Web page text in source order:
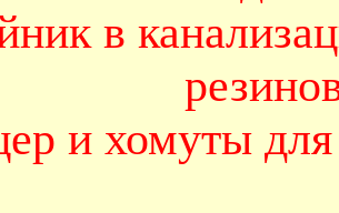
в
и хомуты